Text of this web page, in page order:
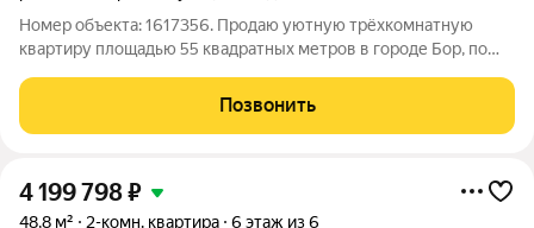
Номер объекта: 1617356. Продаю уютную трёхкомнатную
квартиру площадью 55 квадратных метров в городе Бор, по
прекрасное место для тех, кто ценит уют и тишину
пригородной жизни. Квартира расположена
Позвонить
4 199 798₽
48,8 м² 2-комн. квартира 6 этаж из 6